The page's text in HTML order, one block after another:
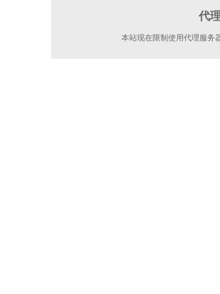
代
本站现在限制使用代理服务